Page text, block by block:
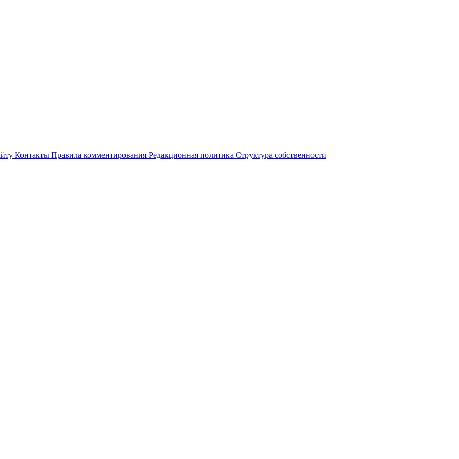
Контакты Правила комментирования Редакционная политика Структура собственности